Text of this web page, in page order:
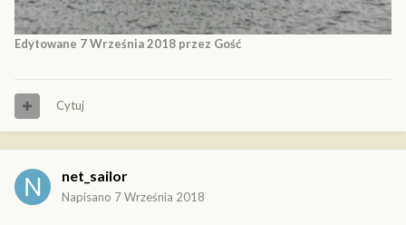
Edytowane 7 Września 2018 przez Gość
Cytuj
net_sailor
Napisano 7 Września 2018